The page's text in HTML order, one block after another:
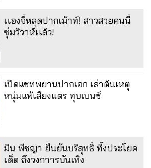
เเองจี้หลุดปากเม้าท์! สาวสวยคนนี้
ซุ่มวิวาห์เเล้ว!
เปิดแชทพยานปากเอก เล่าต้นเหตุ
หนุ่มแพ้เสียงแตร ทุบเบนซ์
มิน พีชญา ยืนยันบริสุทธิ์ ทิ้งประโยค
เด็ด ถึงวงกาารบันเทิง